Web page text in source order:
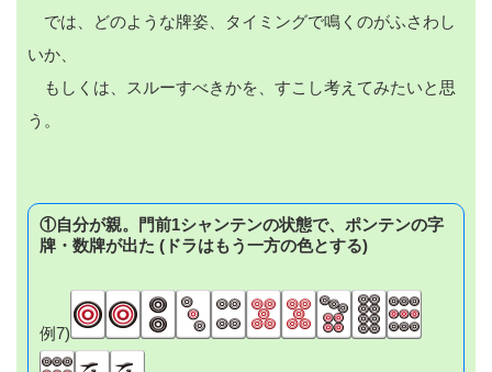
では、どのような牌姿、タイミングで鳴くのがふさわし
いか、
もしくは、スルーすべきかを、すこし考えてみたいと思
う。
①自分が親。門前1シャンテンの状態で、ポンテンの字
牌・数牌が出た (ドラはもう一方の色とする)
例7)